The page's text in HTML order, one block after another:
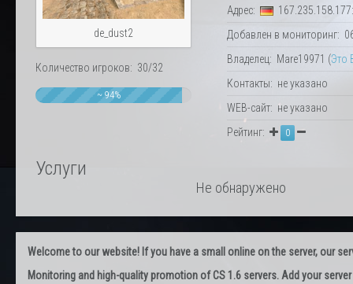
de_dust2
Количество игроков: 30/32
~ 94%
Адрес:
Добавлен в мониторинг:
Владелец: Mare19971 (Это
Контакты: не указано
WEB-сайт: не указано
Рейтинг:
0
Услуги
Не обнаружено
Welcome to our website! If you have a small online on the server, our
Monitoring and high-quality promotion of CS 1.6 servers. Add your